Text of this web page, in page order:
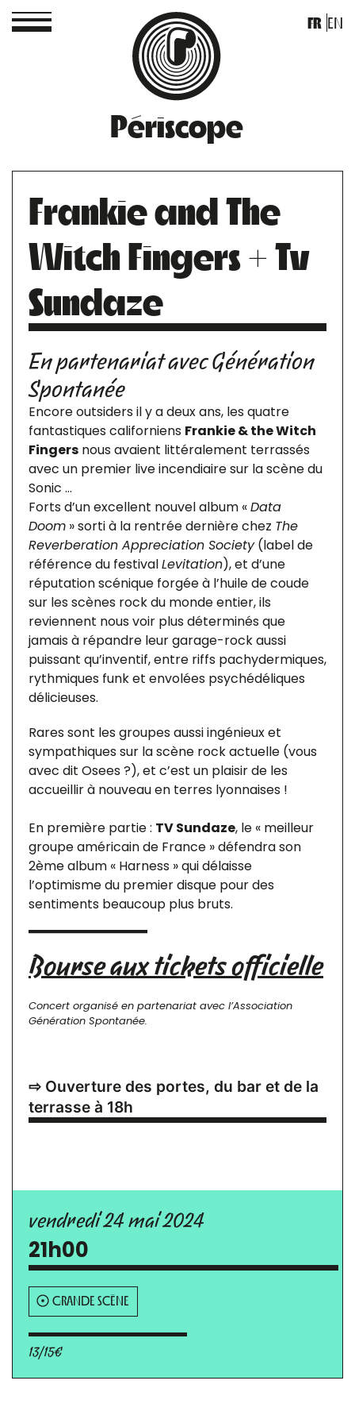
Périscope
FR EN
Frankie and The
Witch Fingers + Tv
Sundaze
En partenariat avec Génération
Spontanée
Encore outsiders il y a deux ans, les quatre
fantastiques californiens Frankie & the Witch
Fingers nous avaient littéralement terrassés
avec un premier live incendiaire sur la scène du
Sonic …
Forts d’un excellent nouvel album «Data
Doom » sorti à la rentrée dernière chez The
Reverberation Appreciation Society(label de
référence du festivalLevitation), et d’une
réputation scénique forgée à l’huile de coude
sur les scènes rock du monde entier, ils
reviennent nous voir plus déterminés que
jamais à répandre leur garage-rock aussi
puissant qu’inventif, entre riffs pachydermiques,
rythmiques funk et envolées psychédéliques
délicieuses.
Rares sont les groupes aussi ingénieux et
sympathiques sur la scène rock actuelle (vous
avec dit Osees ?), et c’est un plaisir de les
accueillir à nouveau en terres lyonnaises !
En première partie : TV Sundaze, le « meilleur
groupe américain de France » défendra son
2ème album « Harness » qui délaisse
l’optimisme du premier disque pour des
sentiments beaucoup plus bruts.
Bourse aux tickets officielle
Concert organisé en partenariat avec l’Association
Génération Spontanée.
⇨ Ouverture des portes, du bar et de la
terrasse à 18h
vendredi 24 mai 2024
21h00
GRANDE SCÈNE
13/15€